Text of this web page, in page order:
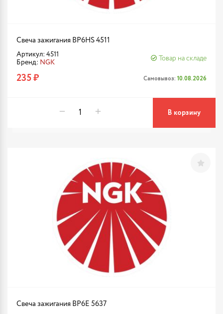
Свеча зажигания BP6HS 4511
Артикул: 4511
Бренд: NGK
Товар на складе
235 ₽ Самовывоз: 10.08.2026
В корзину
Свеча зажигания BP6E 5637